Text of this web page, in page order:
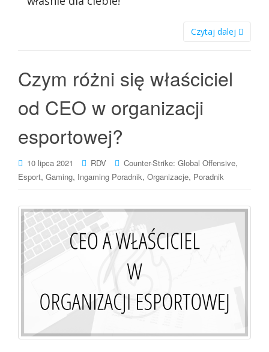
Czytaj dalej
Czym różni się właściciel
od CEO w organizacji
esportowej?
10 lipca 2021 RDV Counter-Strike: Global Offensive,
Esport, Gaming, Ingaming Poradnik, Organizacje, Poradnik